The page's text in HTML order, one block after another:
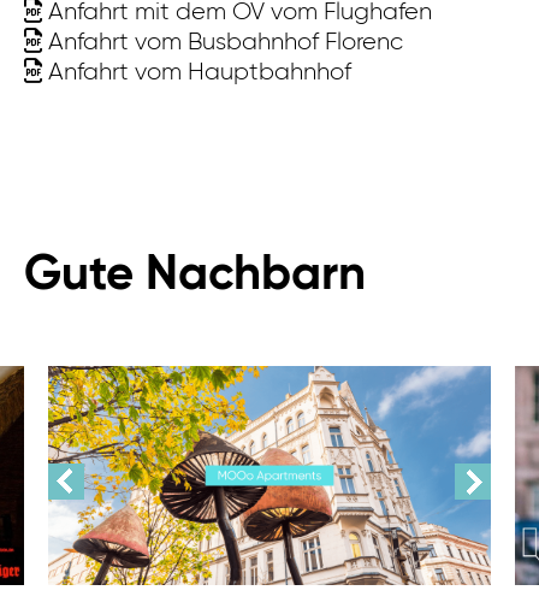
Anfahrt mit dem ÖV vom Flughafen
Anfahrt vom Busbahnhof Florenc
Anfahrt vom Hauptbahnhof
Gute Nachbarn